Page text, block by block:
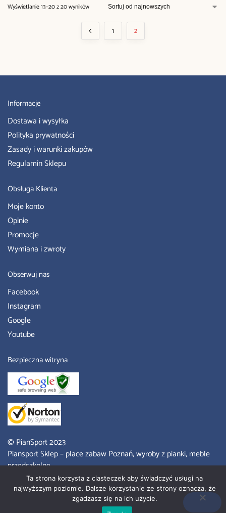
Wyświetlanie 13–20 z 20 wyników
1 2
Informacje
Dostawa i wysyłka
Polityka prywatności
Zasady i warunki zakupów
Regulamin Sklepu
Obsługa Klienta
Moje konto
Opinie
Promocje
Wymiana i zwroty
Obserwuj nas
Facebook
Instagram
Google
Youtube
Bezpieczna witryna
© PianSport 2023
Piansport Sklep– place zabaw Poznań, wyroby z pianki, meble
przedszkolne.
Strona wykonana przez Bren Shop Anna Brendel
Ta strona korzysta z ciasteczek aby świadczyć usługi na
najwyższym poziomie. Dalsze korzystanie ze strony oznacza, że
zgadzasz się na ich użycie.